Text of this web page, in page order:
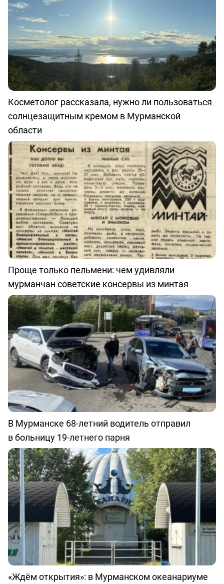
Косметолог рассказала, нужно ли пользоваться
солнцезащитным кремом в Мурманской
области
Проще только пельмени: чем удивляли
мурманчан советские консервы из минтая
В Мурманске 68-летний водитель отправил
в больницу 19-летнего парня
«Ждём открытия»: в Мурманском океанариуме